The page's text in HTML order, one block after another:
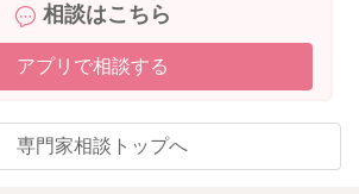
相談はこちら
アプリで相談する
専門家相談トップへ